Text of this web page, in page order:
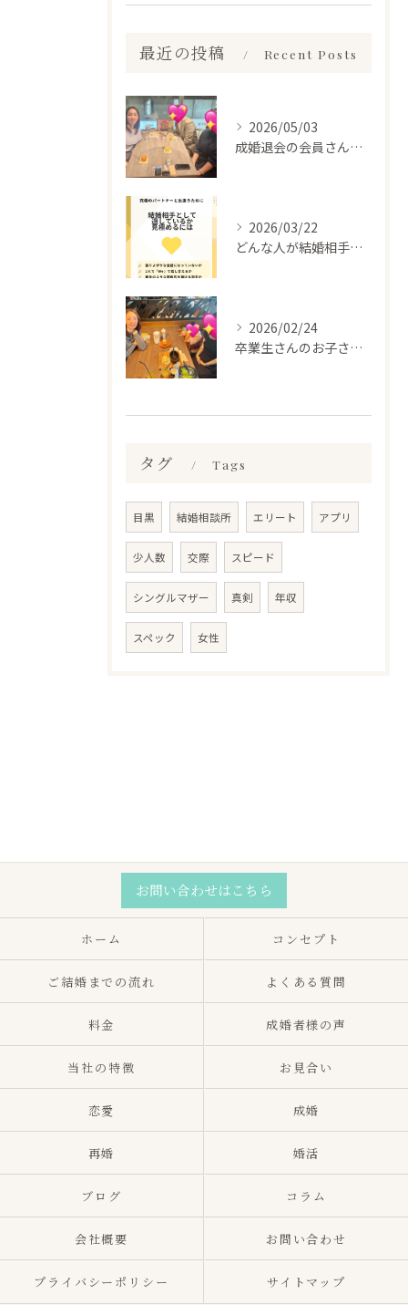
最近の投稿 Recent Posts
2026/05/03
成婚退会の会員さんとお会いして来ました✨
2026/03/22
どんな人が結婚相手だといいのか
2026/02/24
卒業生さんのお子さんに会って来ました✨
タグ Tags
目黒 結婚相談所 エリート アプリ
少人数 交際 スピード
シングルマザー 真剣 年収
スペック 女性
お問い合わせはこちら
ホーム コンセプト
ご結婚までの流れ よくある質問
料金 成婚者様の声
当社の特徴 お見合い
恋愛 成婚
再婚 婚活
ブログ コラム
会社概要 お問い合わせ
プライバシーポリシー サイトマップ